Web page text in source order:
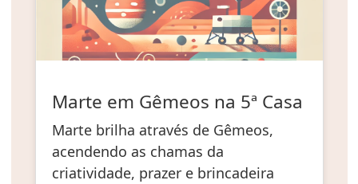
Marte em Gêmeos na 5ª Casa
Marte brilha através de Gêmeos,
acendendo as chamas da
criatividade, prazer e brincadeira